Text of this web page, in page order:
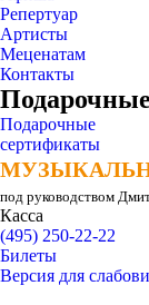
Репертуар
Артисты
Меценатам
Контакты
Подарочные
сертификаты
под руководством
Касса
(495) 250-22-22
Билеты
Версия для